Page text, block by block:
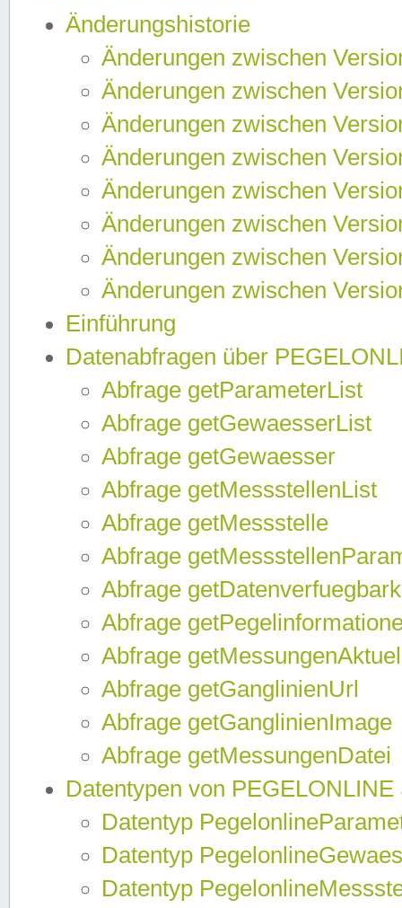
Änderungshistorie
Änderungen zwischen
Änderungen zwischen
Änderungen zwischen
Änderungen zwischen
Änderungen zwischen
Änderungen zwischen
Änderungen zwischen
Änderungen zwischen
Einführung
Datenabfragen über
Abfrage getParameterList
Abfrage getGewaesserList
Abfrage getGewaesser
Abfrage getMessstellenList
Abfrage getMessstelle
Abfrage
Abfrage
Abfrage
Abfrage
Abfrage getGanglinienUrl
Abfrage getGanglinienImage
Abfrage getMessungenDatei
Datentypen von
Datentyp
Datentyp
Datentyp